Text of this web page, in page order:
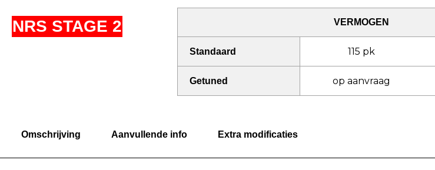
NRS STAGE 2 VERMOGEN
Standaard 115 pk
Getuned op aanvraag
Omschrijving Aanvullende info Extra modificaties